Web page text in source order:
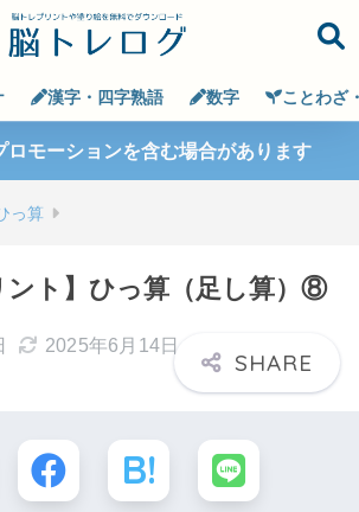
漢字・四字熟語 数字 ことわざ
ロモーションを含む場合があります
っ算
ント】ひっ算（足し算）⑧
2025年6月14日